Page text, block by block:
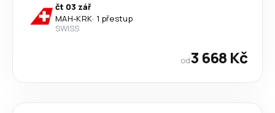
čt 03 zář
MAH-KRK· 1 přestup
SWISS
od3 668 Kč